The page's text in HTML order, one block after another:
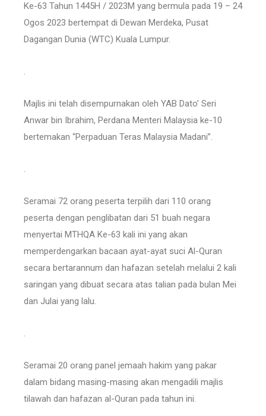
Ke-63 Tahun 1445H / 2023M yang bermula pada 19 – 24
Ogos 2023 bertempat di Dewan Merdeka, Pusat
Dagangan Dunia (WTC) Kuala Lumpur.
.
Majlis ini telah disempurnakan oleh YAB Dato’ Seri
Anwar bin Ibrahim, Perdana Menteri Malaysia ke-10
bertemakan “Perpaduan Teras Malaysia Madani”.
.
Seramai 72 orang peserta terpilih dari 110 orang
peserta dengan penglibatan dari 51 buah negara
menyertai MTHQA Ke-63 kali ini yang akan
memperdengarkan bacaan ayat-ayat suci Al-Quran
secara bertarannum dan hafazan setelah melalui 2 kali
saringan yang dibuat secara atas talian pada bulan Mei
dan Julai yang lalu.
.
Seramai 20 orang panel jemaah hakim yang pakar
dalam bidang masing-masing akan mengadili majlis
tilawah dan hafazan al-Quran pada tahun ini.